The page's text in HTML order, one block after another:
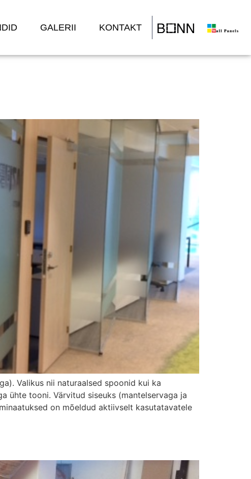
GALERII KONTAKT
Valikus nii naturaalsed spoonid kui ka
ühte tooni. Värvitud siseuks (mantelservaga ja
on mõeldud aktiivselt kasutatavatele